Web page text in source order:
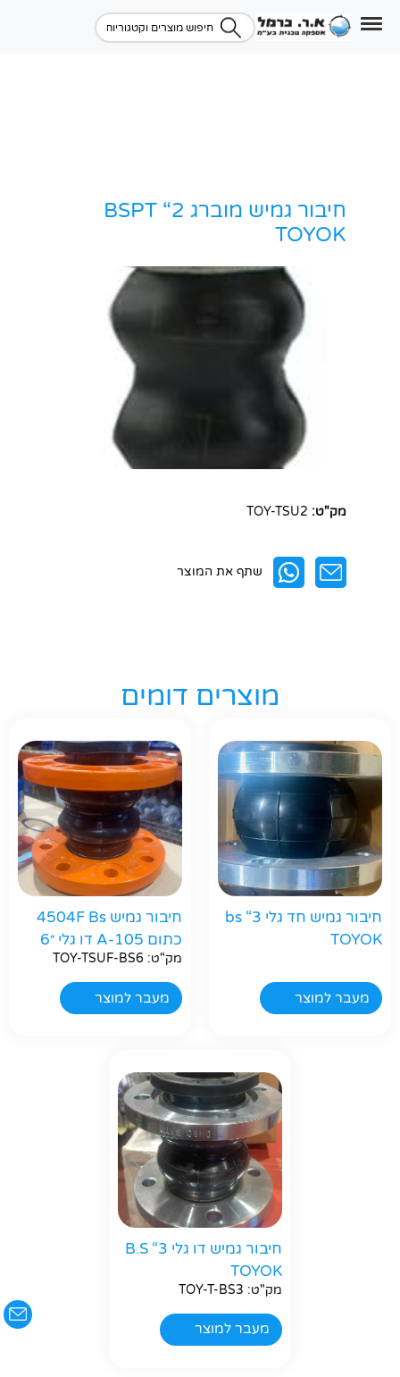
חפשו באתר
חיבור גמיש מוברג BSPT “2
TOYOK
מק"ט: TOY-TSU2
שתף את המוצר
מוצרים דומים
חיבור גמיש חד גלי bs “3
TOYOK
מעבר למוצר
חיבור גמיש 4504F Bs
כתום A-105 דו גלי ״6
מק"ט: TOY-TSUF-BS6
מעבר למוצר
חיבור גמיש דו גלי B.S “3
TOYOK
מק"ט: TOY-T-BS3
מעבר למוצר